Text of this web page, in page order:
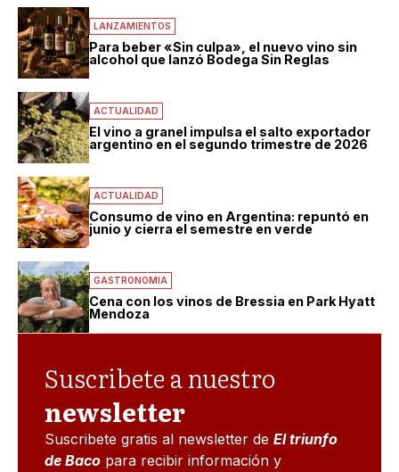
LANZAMIENTOS
Para beber «Sin culpa», el nuevo vino sin
alcohol que lanzó Bodega Sin Reglas
ACTUALIDAD
El vino a granel impulsa el salto exportador
argentino en el segundo trimestre de 2026
ACTUALIDAD
Consumo de vino en Argentina: repuntó en
junio y cierra el semestre en verde
GASTRONOMIA
Cena con los vinos de Bressia en Park Hyatt
Mendoza
Suscribete a nuestro
newsletter
Suscribete gratis al newsletter de El triunfo
de Baco para recibir información y